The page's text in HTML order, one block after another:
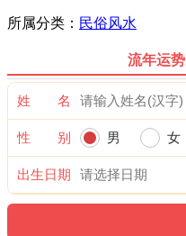
所属分类： 民俗风水
流年运势
姓 名
性 别 男 女
出生日期